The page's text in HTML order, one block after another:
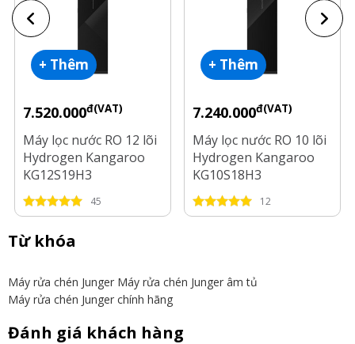
+ Thêm
7.520.000đ(VAT)
Máy lọc nước RO 12 lõi
Hydrogen Kangaroo
KG12S19H3
45
+ Thêm
7.240.000đ(VAT)
Máy lọc nước RO 10 lõi
Hydrogen Kangaroo
KG10S18H3
12
Từ khóa
Máy rửa chén Junger Máy rửa chén Junger âm tủ
Máy rửa chén Junger chính hãng
Đánh giá khách hàng